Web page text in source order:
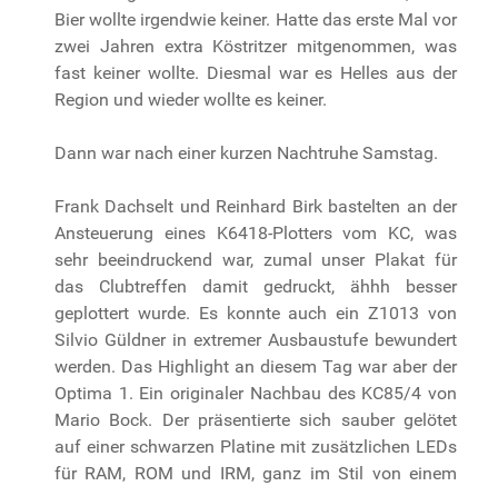
Bier wollte irgendwie keiner. Hatte das erste Mal vor
zwei Jahren extra Köstritzer mitgenommen, was
fast keiner wollte. Diesmal war es Helles aus der
Region und wieder wollte es keiner.
Dann war nach einer kurzen Nachtruhe Samstag.
Frank Dachselt und Reinhard Birk bastelten an der
Ansteuerung eines K6418-Plotters vom KC, was
sehr beeindruckend war, zumal unser Plakat für
das Clubtreffen damit gedruckt, ähhh besser
geplottert wurde. Es konnte auch ein Z1013 von
Silvio Güldner in extremer Ausbaustufe bewundert
werden. Das Highlight an diesem Tag war aber der
Optima 1. Ein originaler Nachbau des KC85/4 von
Mario Bock. Der präsentierte sich sauber gelötet
auf einer schwarzen Platine mit zusätzlichen LEDs
für RAM, ROM und IRM, ganz im Stil von einem